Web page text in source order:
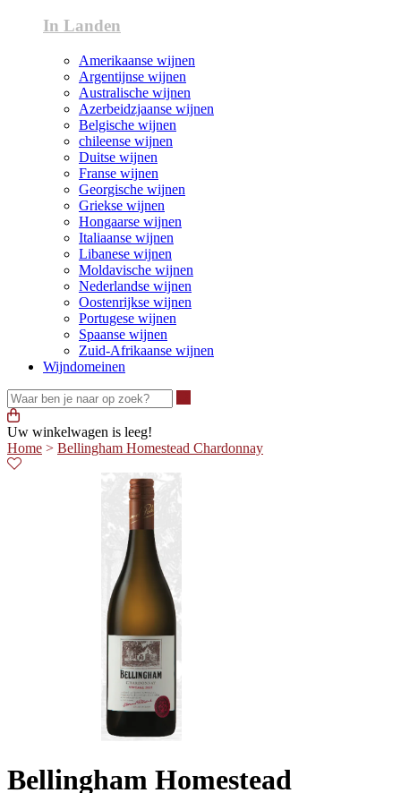
In Landen
Amerikaanse wijnen
Argentijnse wijnen
Australische wijnen
Azerbeidzjaanse wijnen
Belgische wijnen
chileense wijnen
Duitse wijnen
Franse wijnen
Georgische wijnen
Griekse wijnen
Hongaarse wijnen
Italiaanse wijnen
Libanese wijnen
Moldavische wijnen
Nederlandse wijnen
Oostenrijkse wijnen
Portugese wijnen
Spaanse wijnen
Zuid-Afrikaanse wijnen
Wijndomeinen
Uw winkelwagen is leeg!
Home > Bellingham Homestead Chardonnay
Bellingham Homestead